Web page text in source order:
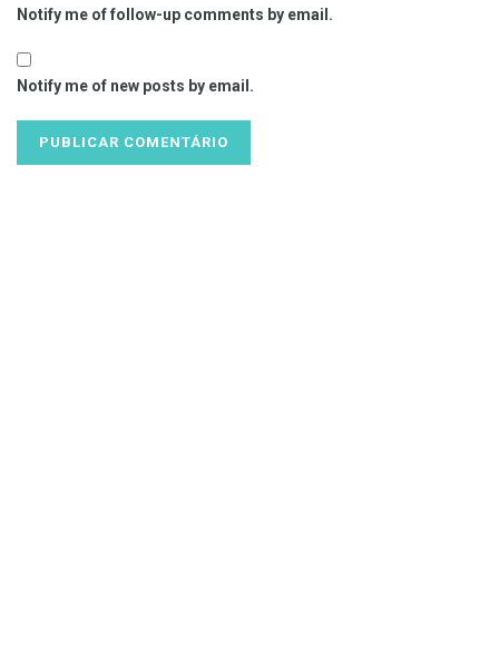
Notify me of follow-up comments by email.
Notify me of new posts by email.